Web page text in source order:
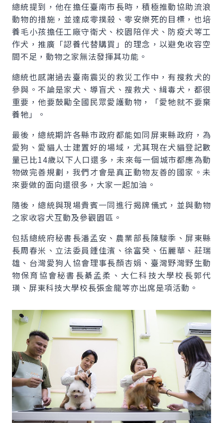
總統提到，他在擔任臺南市長時，積極推動協助流浪
動物的措施，並達成零撲殺、零安樂死的目標，也培
養毛小孩擔任工廠守衛犬、校園陪伴犬、防疫犬等工
作犬，推廣「認養代替購買」的理念，以避免收容空
間不足，動物之家無法發揮其功能。
總統也感謝過去臺南震災的救災工作中，有搜救犬的
參與。不論是家犬、導盲犬、搜救犬、緝毒犬，都很
重要，他要鼓勵全國民眾愛護動物，「愛牠就不要棄
養牠」。
最後，總統期許各縣市政府都能如同屏東縣政府，為
愛狗、愛貓人士建置好的場域，尤其現在犬貓登記數
量已比14歲以下人口還多，未來每一個城市都應為動
物做完善規劃，我們才會是真正動物友善的國家。未
來要做的面向還很多，大家一起加油。
隨後，總統與現場貴賓一同進行揭牌儀式，並與動物
之家收容犬互動及參觀園區。
包括總統府秘書長潘孟安、農業部長陳駿季、屏東縣
長周春米、立法委員鍾佳濱、徐富癸、伍麗華、莊瑞
雄、台灣愛狗人協會理事長顏杏娟、臺灣野灣野生動
物保育協會秘書長綦孟柔、大仁科技大學校長郭代
璜、屏東科技大學校長張金龍等亦出席是項活動。